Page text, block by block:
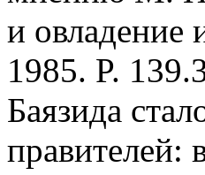
и овладение
1985. P.
Баязида
правителей: